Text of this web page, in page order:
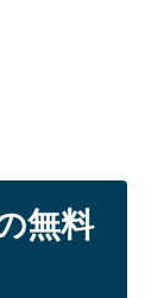
無料